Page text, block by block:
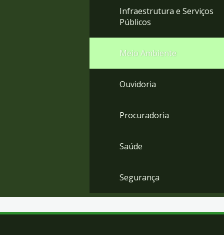
Infraestrutura e Serviços
Públicos
Meio Ambiente
Ouvidoria
Procuradoria
Saúde
Segurança